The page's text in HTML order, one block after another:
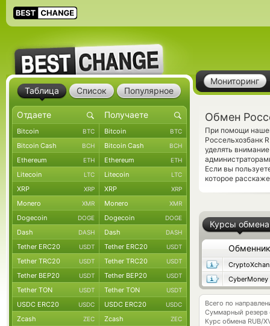
Мониторинг
Обмен
При помощи
Россельхозбанк
уделять
Если вы
которое
Курсы обмена
Обменник
CyberMoney
Всего по
Суммарный резерв
Курс обмена RUB/
Таблица Список Популярное
Bitcoin BTC Bitcoin BTC
Bitcoin Cash BCH Bitcoin Cash BCH
Ethereum ETH Ethereum ETH
Litecoin LTC Litecoin LTC
XRP XRP XRP XRP
Monero XMR Monero XMR
Dogecoin DOGE Dogecoin DOGE
Dash DASH Dash DASH
Tether ERC20 USDT Tether ERC20 USDT
Tether TRC20 USDT Tether TRC20 USDT
Tether BEP20 USDT Tether BEP20 USDT
Tether TON USDT Tether TON USDT
USDC ERC20 USDC USDC ERC20 USDC
Zcash ZEC Zcash ZEC